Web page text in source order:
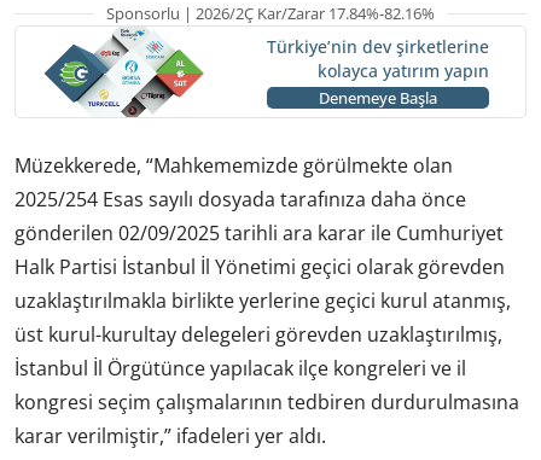
Sponsorlu | 2026/2Ç Kar/Zarar 17.84%-82.16%
Türkiye’nin dev şirketlerine
kolayca yatırım yapın
Denemeye Başla
Müzekkerede, “Mahkememizde görülmekte olan
2025/254 Esas sayılı dosyada tarafınıza daha önce
gönderilen 02/09/2025 tarihli ara karar ile Cumhuriyet
Halk Partisi İstanbul İl Yönetimi geçici olarak görevden
uzaklaştırılmakla birlikte yerlerine geçici kurul atanmış,
üst kurul-kurultay delegeleri görevden uzaklaştırılmış,
İstanbul İl Örgütünce yapılacak ilçe kongreleri ve il
kongresi seçim çalışmalarının tedbiren durdurulmasına
karar verilmiştir,” ifadeleri yer aldı.